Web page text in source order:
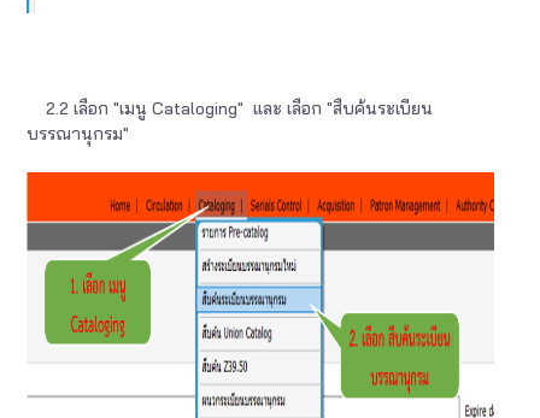
2.2 เลือก "เมนู Cataloging" และ เลือก "สืบค้นระเบียน
บรรณานุกรม"